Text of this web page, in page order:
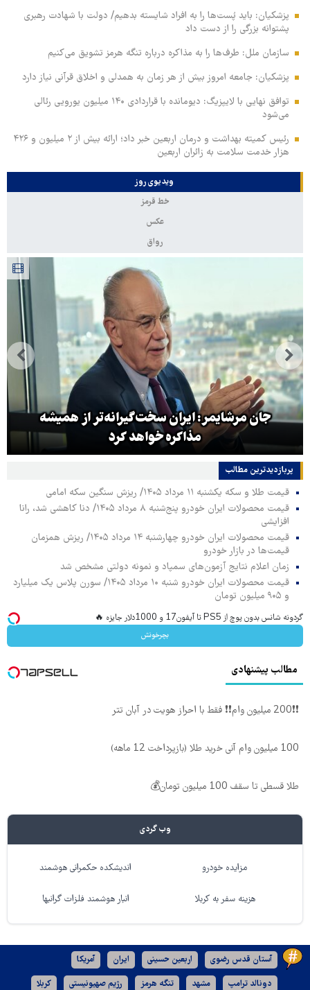
پزشکیان: باید پُست‌ها را به افراد شایسته بدهیم/ دولت با شهادت رهبری
پشتوانه بزرگی را از دست داد
سازمان ملل: طرف‌ها را به مذاکره درباره تنگه هرمز تشویق می‌کنیم
پزشکیان: جامعه امروز بیش از هر زمان به همدلی و اخلاق قرآنی نیاز دارد
توافق نهایی با لایپزیگ: دیومانده با قراردادی ۱۴۰ میلیون یورویی رئالی
می‌شود
رئیس کمیته بهداشت و درمان اربعین خبر داد؛ ارائه بیش از ۲ میلیون و ۴۲۶
هزار خدمت سلامت به زائران اربعین
ویدیوی روز
خط قرمز
عکس
رواق
جان مرشایمر: ایران سخت‌گیرانه‌تر از همیشه
مذاکره خواهد کرد
پربازدیدترین‌ مطالب
قیمت طلا و سکه یکشنبه ۱۱ مرداد ۱۴۰۵/ ریزش سنگین سکه امامی
قیمت محصولات ایران خودرو پنج‌شنبه ۸ مرداد ۱۴۰۵/ دنا کاهشی شد، رانا
افزایشی
قیمت محصولات ایران خودرو چهارشنبه ۱۴ مرداد ۱۴۰۵/ ریزش همزمان
قیمت‌ها در بازار خودرو
زمان اعلام نتایج آزمون‌های سمپاد و نمونه دولتی مشخص شد
قیمت محصولات ایران خودرو شنبه ۱۰ مرداد ۱۴۰۵/ سورن پلاس یک میلیارد
و ۹۰۵ میلیون تومان
گردونه شانس بدون پوچ از PS5 تا آیفون17 و 1000دلار جایزه 🔥
بچرخونش
مطالب پیشنهادی
❗❗200 میلیون وام❗❗ فقط با احراز هویت در آبان تتر
100 میلیون وام آنی خرید طلا (بازپرداخت 12 ماهه)
طلا قسطی تا سقف 100 میلیون تومان💰
وب گردی
مزایده خودرو اندیشکده حکمرانی هوشمند
هزینه سفر به کربلا انبار هوشمند فلزات گرانبها
آستان قدس رضوی اربعین حسینی ایران آمریکا
دونالد ترامپ مشهد تنگه هرمز رژیم صهیونیستی کربلا